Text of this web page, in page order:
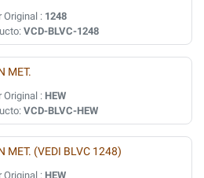
Original : 1248
VCD-BLVC-1248
MET.
Original : HEW
VCD-BLVC-HEW
MET. (VEDI BLVC 1248)
Original : HEW